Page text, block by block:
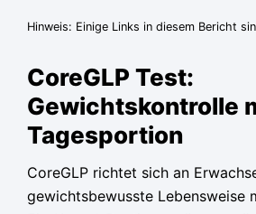
Hinweis: Einige Links in diesem Bericht
CoreGLP Test:
Gewichtskontrolle
Tagesportion
CoreGLP richtet sich an
gewichtsbewusste Lebensweise